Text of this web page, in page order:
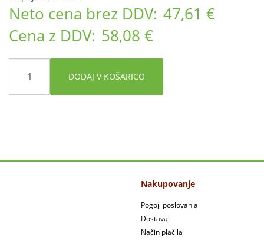
Neto cena brez DDV: 47,61 €
Cena z DDV: 58,08 €
DODAJ V KOŠARICO
Nakupovanje
Pogoji poslovanja
Dostava
Način plačila